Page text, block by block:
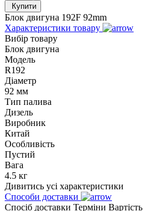
Купити
Блок двигуна 192F 92mm
Характеристики товару
Вибір товару
Блок двигуна
Модель
R192
Діаметр
92 мм
Тип палива
Дизель
Виробник
Китай
Особливість
Пустий
Вага
4.5 кг
Дивитись усі характеристики
Способи доставки
Спосіб доставки Терміни Вартість